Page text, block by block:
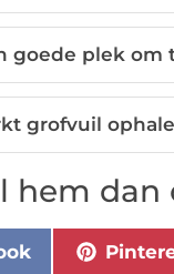
goede plek om
grofvuil
hem dan